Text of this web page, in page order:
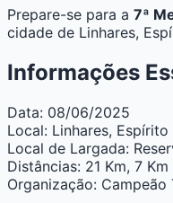
Prepare-se para a 7ª
cidade de Linhares,
Informações
Data: 08/06/2025
Local: Linhares, Espírito
Local de Largada:
Distâncias: 21 Km, 7 Km
Organização: Campeão